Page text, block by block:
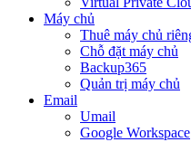
Máy chủ
Thuê máy chủ
Chỗ đặt máy chủ
Backup365
Quản trị máy chủ
Email
Umail
Google Workspace